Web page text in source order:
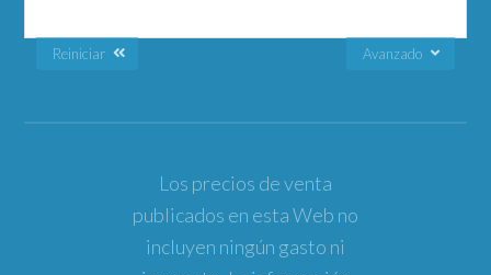
Avanzado
Reiniciar
Los precios de venta
publicados en esta Web no
incluyen ningún gasto ni